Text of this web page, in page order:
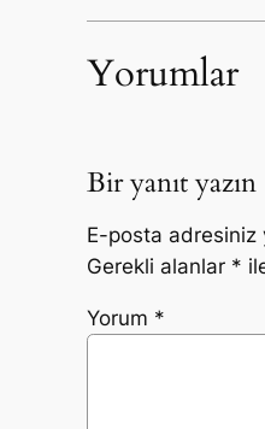
Yorumlar
Bir yanıt yazın
E-posta adresiniz
Gerekli alanlar *
Yorum *